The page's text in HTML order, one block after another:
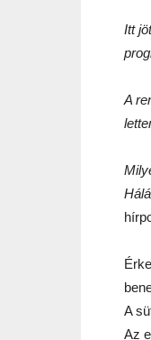
Itt
A
A
Az